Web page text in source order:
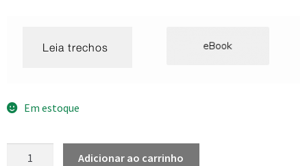
Em estoque
Adicionar ao carrinho